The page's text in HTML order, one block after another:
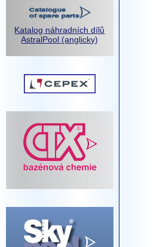
Katalog náhradních dílů
AstralPool (anglicky)